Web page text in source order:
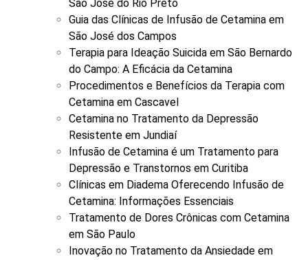
São José do Rio Preto
Guia das Clínicas de Infusão de Cetamina em
São José dos Campos
Terapia para Ideação Suicida em São Bernardo
do Campo: A Eficácia da Cetamina
Procedimentos e Benefícios da Terapia com
Cetamina em Cascavel
Cetamina no Tratamento da Depressão
Resistente em Jundiaí
Infusão de Cetamina é um Tratamento para
Depressão e Transtornos em Curitiba
Clínicas em Diadema Oferecendo Infusão de
Cetamina: Informações Essenciais
Tratamento de Dores Crônicas com Cetamina
em São Paulo
Inovação no Tratamento da Ansiedade em